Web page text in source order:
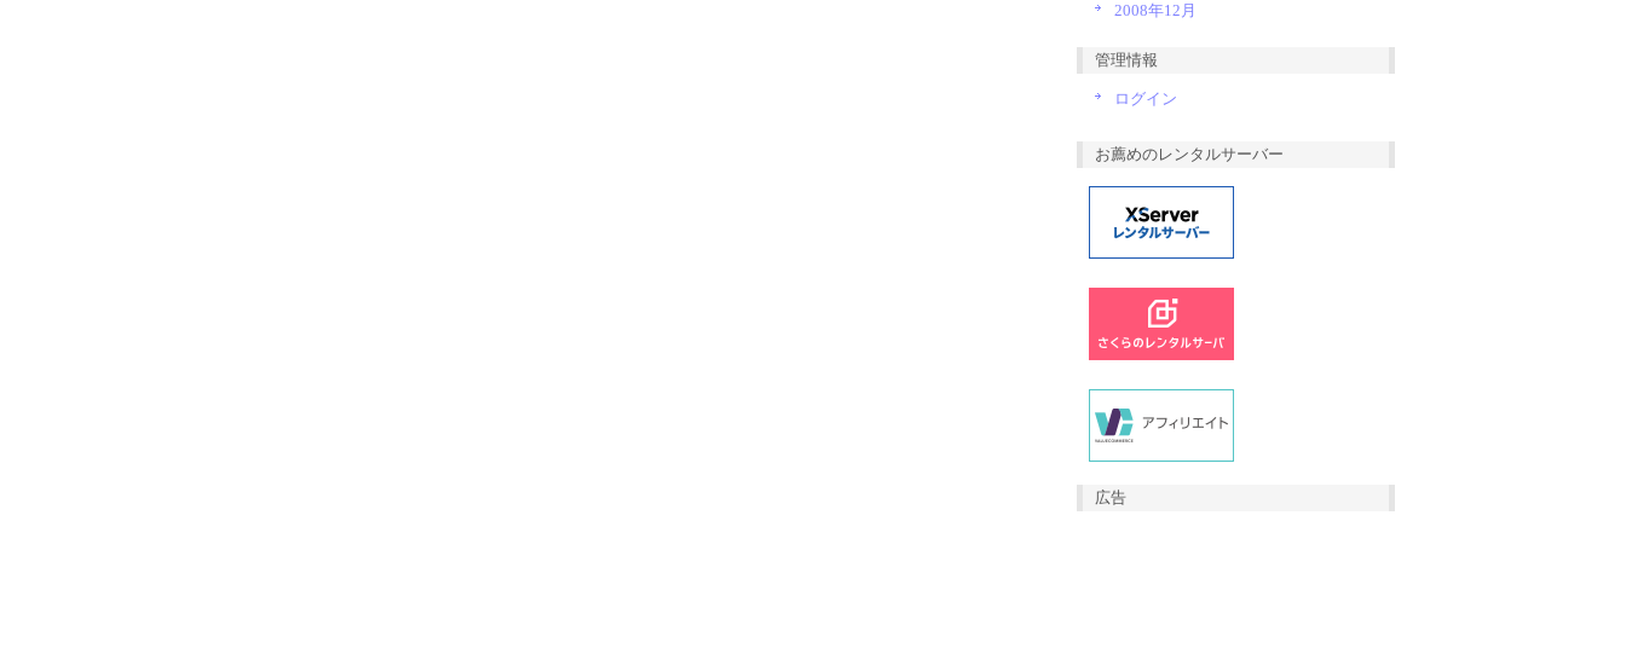
2008年12月
管理情報
ログイン
お薦めのレンタルサーバー
広告